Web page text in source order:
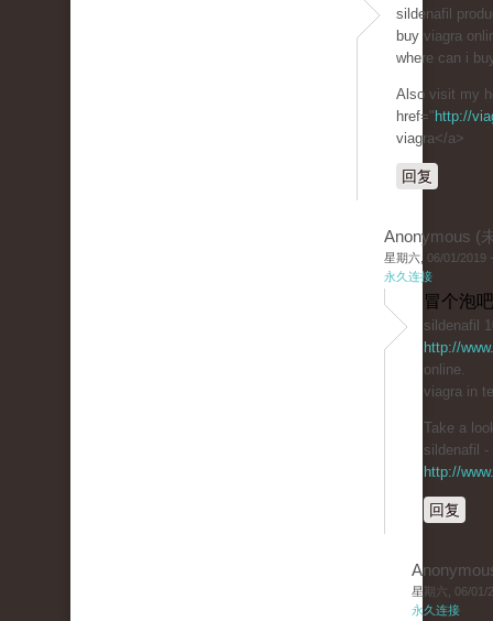
sildenafil
buy viagra
where can i
Also visit my
href=" http://
viagra</a>
回复
Anonymous (
星期六, 06/01/2019
永久连接
冒个泡
sildenafil
http://
online.
viagra in
Take a
sildenafil -
http://
回复
星期六, 06/01/
永久连接